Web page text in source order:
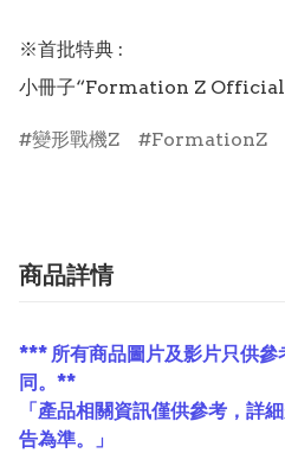
※首批特典 :
小冊子“Formation Z Official
變形戰機Z FormationZ
商品詳情
*** 所有商品圖片及影片只供參
同。**
「產品相關資訊僅供參考，詳
告為準。」